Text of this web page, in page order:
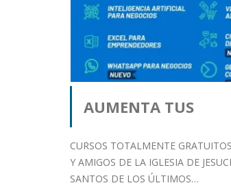
AUMENTA TUS
CONOCIMIENTOS
CURSOS TOTALMENTE
Y AMIGOS DE LA IGLESIA DE
SANTOS DE LOS ÚLTIMOS…